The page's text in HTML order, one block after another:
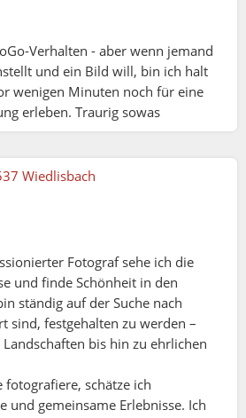
Verhalten - aber wenn jemand
und ein Bild will, bin ich halt
wenigen Minuten noch für eine
erleben. Traurig sowas
Wiedlisbach
Fotograf sehe ich die
und finde Schönheit in den
ständig auf der Suche nach
sind, festgehalten zu werden –
bis hin zu ehrlichen
fotografiere, schätze ich
und gemeinsame Erlebnisse. Ich
einen Erklärungsversuch
Du kannst hier weiterhin
aber das Ergebnis wird wohl
mal eine reine
hat. Hier kann man
eine gute Zeit erleben.
die Stadt ist in der du lebst,
wie vielen du anklopfst und
verbrannte Erde.
des enttäuschenden
Dating einfach keine Lust mehr
die falschen Angaben in den
und sinnlos
die enttäuschten
dir die Zeit genommen hat um